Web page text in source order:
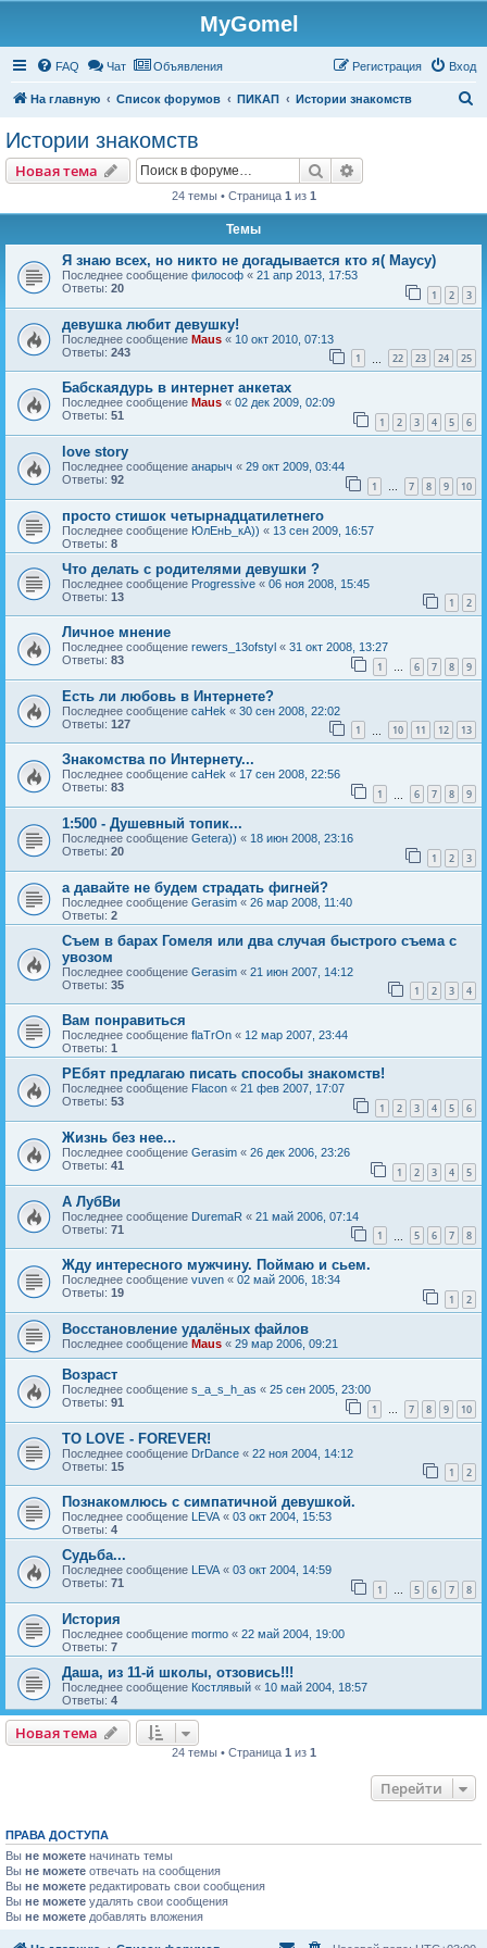
MyGomel
FAQ Чат Объявления Вход
Регистрация
На главную Список форумов ПИКАП Истории знакомств
Истории знакомств
Новая тема
Новаятема Поиск
24 темы • Страница 1 из 1
Темы
Я знаю всех, но никто не догадывается кто я( Маусу)
Последнее сообщение философ « 21 апр 2013, 17:53
Ответы: 20 1 2 3
девушка любит девушку!
Последнее сообщение Maus « 10 окт 2010, 07:13
Ответы: 243 1 22 23 24 25
Бабскаядурь в интернет анкетах
Последнее сообщение Maus « 02 дек 2009, 02:09
Ответы: 51 1 2 3 4 5 6
love story
Последнее сообщение анарыч « 29 окт 2009, 03:44
Ответы: 92 1 … 7 8 9 10
просто стишок четырнадцатилетнего
Последнее сообщение ЮлЕнЬ_кА)) « 13 сен 2009, 16:57
Ответы: 8
Что делать с родителями девушки ?
Последнее сообщение Progressive « 06 ноя 2008, 15:45
Ответы: 13 1 2
Личное мнение
Последнее сообщение rewers_13ofstyl « 31 окт 2008, 13:27
Ответы: 83 1 … 6 7 8 9
Есть ли любовь в Интернете?
Последнее сообщение caHek « 30 сен 2008, 22:02
Ответы: 127 1 10 11 12 13
Знакомства по Интернету...
Последнее сообщение caHek « 17 сен 2008, 22:56
Ответы: 83 1 6 7 8 9
1:500 - Душевный топик...
Последнее сообщение Getera)) « 18 июн 2008, 23:16
Ответы: 20 1 2 3
а давайте не будем страдать фигней?
Последнее сообщение Gerasim « 26 мар 2008, 11:40
Ответы: 2
Съем в барах Гомеля или два случая быстрого съема с
увозом
Последнее сообщение Gerasim « 21 июн 2007, 14:12
Ответы: 35 1 2 3 4
Вам понравиться
Последнее сообщение flaTrOn « 12 мар 2007, 23:44
Ответы: 1
РЕбят предлагаю писать способы знакомств!
Последнее сообщение Flacon « 21 фев 2007, 17:07
Ответы: 53 1 2 3 4 5 6
Жизнь без нее...
Последнее сообщение Gerasim « 26 дек 2006, 23:26
Ответы: 41 1 2 3 4 5
А ЛубВи
Последнее сообщение DuremaR « 21 май 2006, 07:14
Ответы: 71 1 5 6 7 8
Жду интересного мужчину. Поймаю и сьем.
Последнее сообщение vuven « 02 май 2006, 18:34
Ответы: 19 1 2
Восстановление удалёных файлов
Последнее сообщение Maus « 29 мар 2006, 09:21
Возраст
Последнее сообщение s_a_s_h_as « 25 сен 2005, 23:00
Ответы: 91 1 … 7 8 9 10
TO LOVE - FOREVER!
Последнее сообщение DrDance « 22 ноя 2004, 14:12
Ответы: 15 1 2
Познакомлюсь с симпатичной девушкой.
Последнее сообщение LEVA « 03 окт 2004, 15:53
Ответы: 4
Cудьба...
Последнее сообщение LEVA « 03 окт 2004, 14:59
Ответы: 71 1 … 5 6 7 8
История
Последнее сообщение mormo « 22 май 2004, 19:00
Ответы: 7
Даша, из 11-й школы, отзовись!!!
Последнее сообщение Костлявый « 10 май 2004, 18:57
Ответы: 4
Новая тема
Новаятема
24 темы • Страница 1 из 1
Перейти
ПРАВА ДОСТУПА
Вы не можете начинать темы
Вы не можете отвечать на сообщения
Вы не можете редактировать свои сообщения
Вы не можете удалять свои сообщения
Вы не можете добавлять вложения